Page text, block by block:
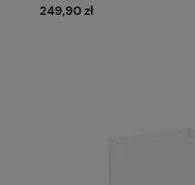
249,90 zł